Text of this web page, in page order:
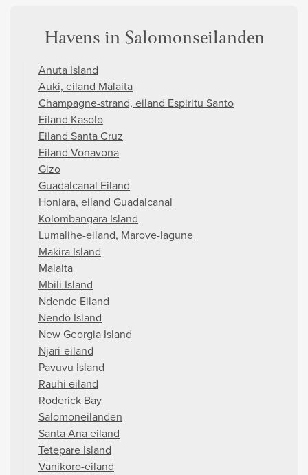
Havens in Salomonseilanden
Anuta Island
Auki, eiland Malaita
Champagne-strand, eiland Espiritu Santo
Eiland Kasolo
Eiland Santa Cruz
Eiland Vonavona
Gizo
Guadalcanal Eiland
Honiara, eiland Guadalcanal
Kolombangara Island
Lumalihe-eiland, Marove-lagune
Makira Island
Malaita
Mbili Island
Ndende Eiland
Nendö Island
New Georgia Island
Njari-eiland
Pavuvu Island
Rauhi eiland
Roderick Bay
Salomoneilanden
Santa Ana eiland
Tetepare Island
Vanikoro-eiland